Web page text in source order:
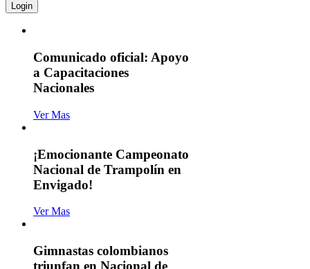
Login
Comunicado oficial: Apoyo
a Capacitaciones
Nacionales
Ver Mas
¡Emocionante Campeonato
Nacional de Trampolín en
Envigado!
Ver Mas
Gimnastas colombianos
triunfan en Nacional de